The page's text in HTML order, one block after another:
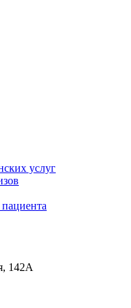
услуг
142А